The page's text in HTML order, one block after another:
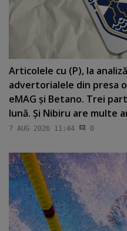
Articolele cu (P), la
advertorialele din presa
eMAG şi Betano. Trei
lună. Şi Nibiru are multe
7 AUG 2026 11:44 0